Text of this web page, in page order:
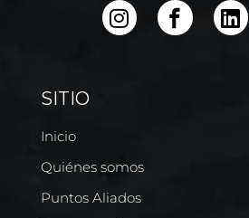
SITIO
Inicio
Quiénes somos
Puntos Aliados